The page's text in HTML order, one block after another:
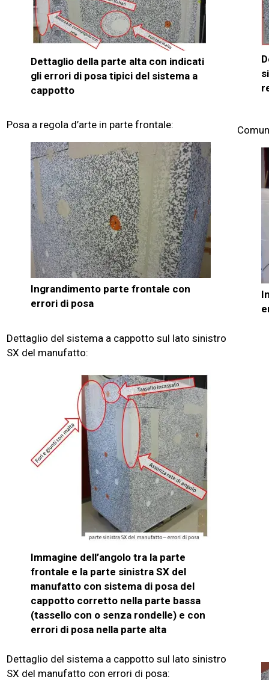
Dettaglio della parte alta con indicati
gli errori di posa tipici del sistema a
cappotto
Posa a regola d’arte in parte frontale:
Ingrandimento parte frontale con
errori di posa
Dettaglio del sistema a cappotto sul lato sinistro
SX del manufatto:
Immagine dell’angolo tra la parte
frontale e la parte sinistra SX del
manufatto con sistema di posa del
cappotto corretto nella parte bassa
(tassello con o senza rondelle) e con
errori di posa nella parte alta
Dettaglio del sistema a cappotto sul lato sinistro
SX del manufatto con errori di posa: